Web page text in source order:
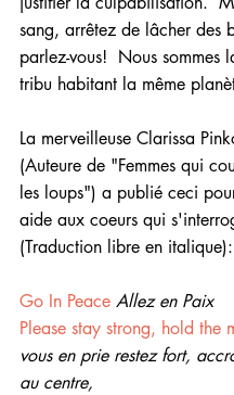
sang, arrêtez de lâcher des
parlez-vous!  Nous sommes
tribu habitant la même
La merveilleuse Clarissa
(Auteure de "Femmes qui
les loups") a publié ceci
aide aux coeurs qui
(Traduction libre en italique):
Go In Peace Allez en Paix
Please stay strong, hold the
vous en prie restez fort,
au centre,